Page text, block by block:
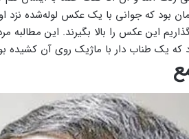
که جوانی با یک عکس لوله‌شده نزد
این عکس را بالا بگیرند. این
که یک طناب دار با ماژیک روی آن کشیده